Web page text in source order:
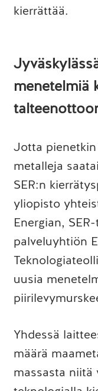
kierrättää.
menetelmiä
Jotta
metalleja
SER:n
yliopisto
Energian,
palveluyhtiön
uusia
Yhdessä
määrä
massasta niitä